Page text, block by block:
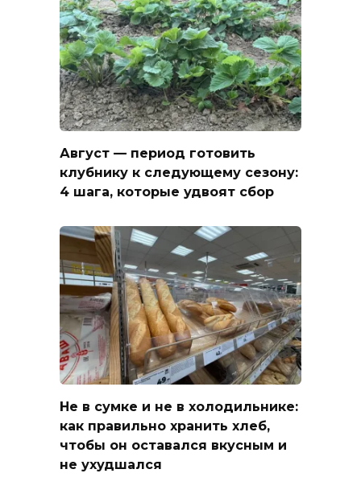
Август — период готовить
клубнику к следующему сезону:
4 шага, которые удвоят сбор
Не в сумке и не в холодильнике:
как правильно хранить хлеб,
чтобы он оставался вкусным и
не ухудшался